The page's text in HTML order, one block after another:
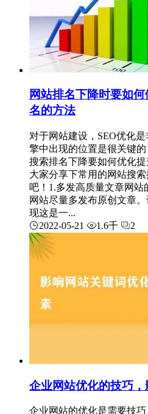
网站排名下降时要如
名的方法
对于网站建设，SEO优化
擎中出现的位置是很关键
搜索排名下降要如何优化
大家分享下常用的网站搜
吧！1.多发高质量文章网
网站尽量多发布原创文章
现这是一...
2022-05-21
1.6千 2
企业网站优化的技巧
企业网站的优化是需要技